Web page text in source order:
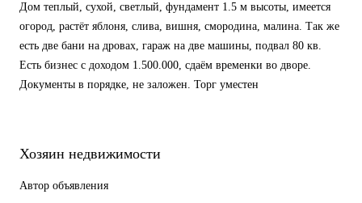
Дом теплый, сухой, светлый, фундамент 1.5 м высоты, имеется
огород, растёт яблоня, слива, вишня, смородина, малина. Так же
есть две бани на дровах, гараж на две машины, подвал 80 кв.
Есть бизнес с доходом 1.500.000, сдаём временки во дворе.
Документы в порядке, не заложен. Торг уместен
Хозяин недвижимости
Автор объявления